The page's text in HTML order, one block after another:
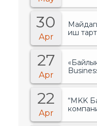
30
Apr
иш
27
Apr
22
Apr
“MKK